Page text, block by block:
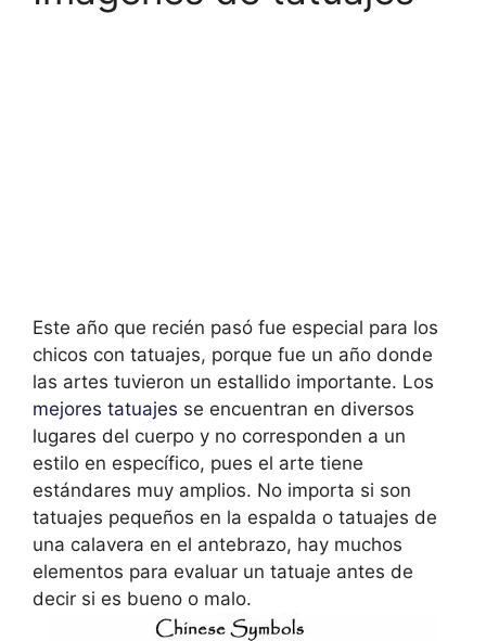
Este año que recién pasó fue especial para los
chicos con tatuajes, porque fue un año donde
las artes tuvieron un estallido importante. Los
mejores tatuajes se encuentran en diversos
lugares del cuerpo y no corresponden a un
estilo en específico, pues el arte tiene
estándares muy amplios. No importa si son
tatuajes pequeños en la espalda o tatuajes de
una calavera en el antebrazo, hay muchos
elementos para evaluar un tatuaje antes de
decir si es bueno o malo.